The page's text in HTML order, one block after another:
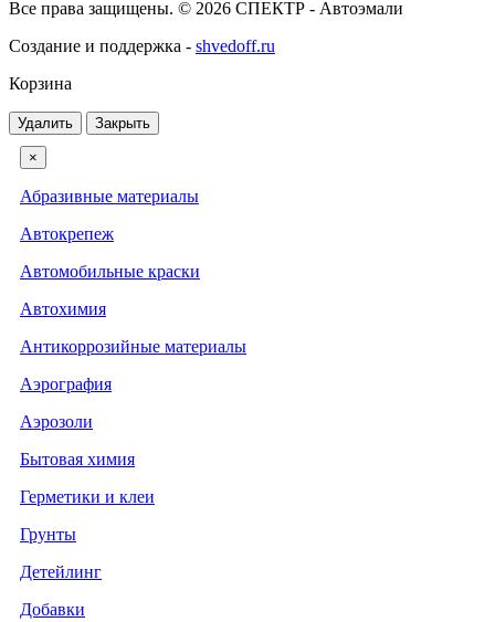
Все права защищены. © 2026 СПЕКТР - Автоэмали
Создание и поддержка - shvedoff.ru
Корзина
Удалить Закрыть
×
Абразивные материалы
Автокрепеж
Автомобильные краски
Автохимия
Антикоррозийные материалы
Аэрография
Аэрозоли
Бытовая химия
Герметики и клеи
Грунты
Детейлинг
Добавки